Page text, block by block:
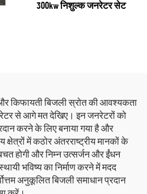
300kw निशुल्क जनरेटर सेट
किफायती बिजली स्रोत की आवश्यकता
से आगे मत देखिए। इन जनरेटरों को
करने के लिए बनाया गया है और
में कठोर अंतरराष्ट्रीय मानकों के
होगी और निम्न उत्सर्जन और ईंधन
भविष्य का निर्माण करने में मदद
अनुकूलित बिजली समाधान प्रदान